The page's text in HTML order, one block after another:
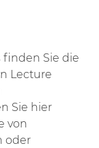
Sie die
Lecture
Sie hier
von
oder